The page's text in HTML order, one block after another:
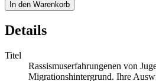
In den Warenkorb
Details
Titel
Rassismuserfahrungenen von
Migrationshintergrund. Ihre